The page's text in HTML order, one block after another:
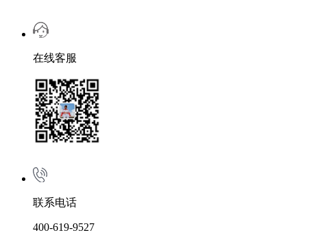
在线客服
联系电话
400-619-9527